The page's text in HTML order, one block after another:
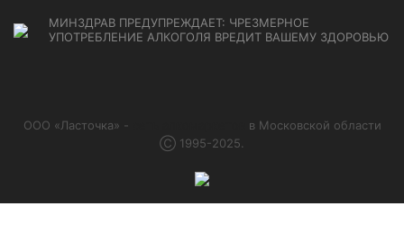
МИНЗДРАВ ПРЕДУПРЕЖДАЕТ: ЧРЕЗМЕРНОЕ
УПОТРЕБЛЕНИЕ АЛКОГОЛЯ ВРЕДИТ ВАШЕМУ ЗДОРОВЬЮ
ООО «Ласточка» -
в Московской области
Ⓒ 1995-2025.